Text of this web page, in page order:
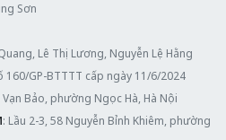
Sơn
Lê Thị Lương, Nguyễn Lệ Hằng
GP-BTTTT cấp ngày 11/6/2024
Bảo, phường Ngọc Hà, Hà Nội
: Lầu 2-3, 58 Nguyễn Bỉnh Khiêm, phường